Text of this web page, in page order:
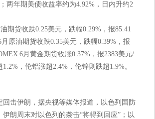
两年期美债收益率约为4.92%，日内升约2
期货收跌0.25美元，跌幅0.29%，报85.41
原油期货收跌0.35美元，跌幅0.39%，报
6月黄金期货收涨0.37%，报2383美元/
，伦铝涨超2.4%，伦锌则跌超1.9%。
回击伊朗，据央视等媒体报道，以色列国防
朗周末对以色列的袭击“将得到回应”；以